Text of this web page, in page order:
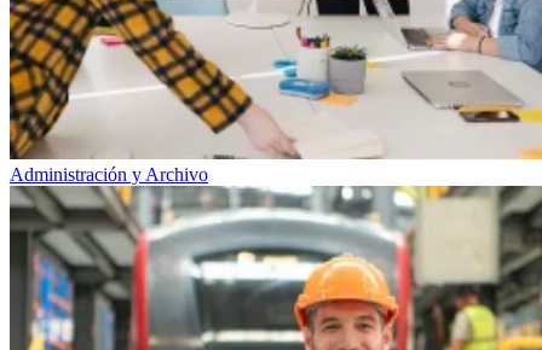
Administración y Archivo